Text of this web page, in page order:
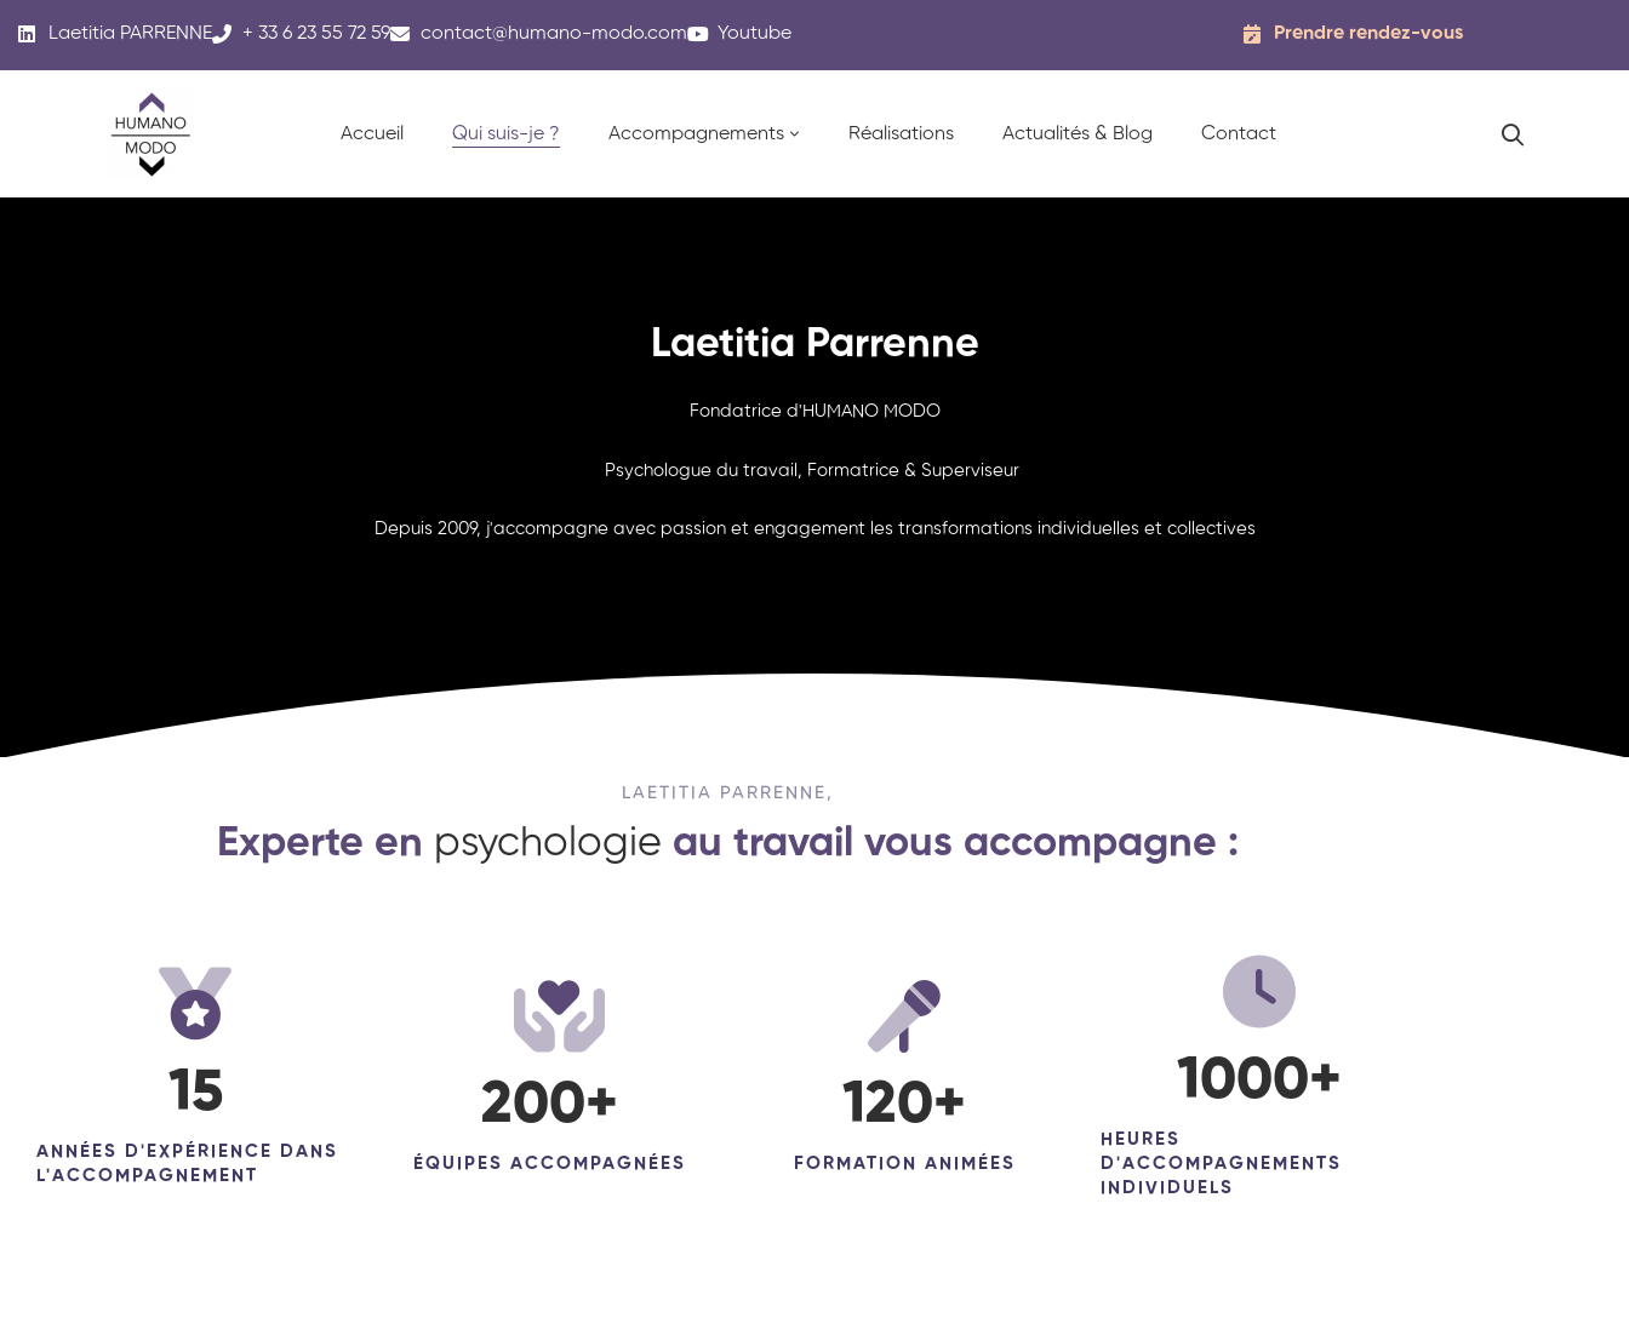
Laetitia PARRENNE + 33 6 23 55 72 59 contact@humano-modo.com Youtube Prendre rendez-vous
Accueil Qui suis-je ? Accompagnements Réalisations Actualités & Blog Contact
Laetitia Parrenne
Fondatrice d'HUMANO MODO
Psychologue du travail, Formatrice & Superviseur
Depuis 2009, j'accompagne avec passion et engagement les transformations individuelles et collectives
LAETITIA PARRENNE,
Experte en psychologie au travail vous accompagne :
ANNÉES D'EXPÉRIENCE DANS
L'ACCOMPAGNEMENT
15
ÉQUIPES ACCOMPAGNÉES
200+
FORMATION ANIMÉES
120+
HEURES
D'ACCOMPAGNEMENTS
INDIVIDUELS
1000+